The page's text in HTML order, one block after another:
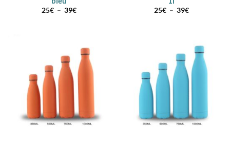
25€ – 39€Plage
25€ – 39€Plage
39€